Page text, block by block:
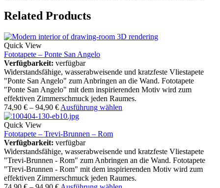
Related Products
Quick View
Fototapete – Ponte San Angelo
Verfügbarkeit: verfügbar
Widerstandsfähige, wasserabweisende und kratzfeste Vliestapete
"Ponte San Angelo" zum Anbringen an die Wand. Fototapete
"Ponte San Angelo" mit dem inspirierenden Motiv wird zum
effektiven Zimmerschmuck jeden Raumes.
74,90 € – 94,90 € Ausführung wählen
Quick View
Fototapete – Trevi-Brunnen – Rom
Verfügbarkeit: verfügbar
Widerstandsfähige, wasserabweisende und kratzfeste Vliestapete
"Trevi-Brunnen - Rom" zum Anbringen an die Wand. Fototapete
"Trevi-Brunnen - Rom" mit dem inspirierenden Motiv wird zum
effektiven Zimmerschmuck jeden Raumes.